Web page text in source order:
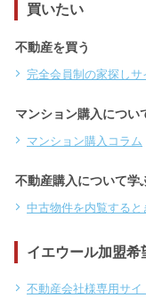
買いたい
不動産を買う
完全会員制の家探しサ
マンション購入につい
マンション購入コラム
不動産購入について学
中古物件を内覧すると
イエウール加盟
不動産会社様専用サイ